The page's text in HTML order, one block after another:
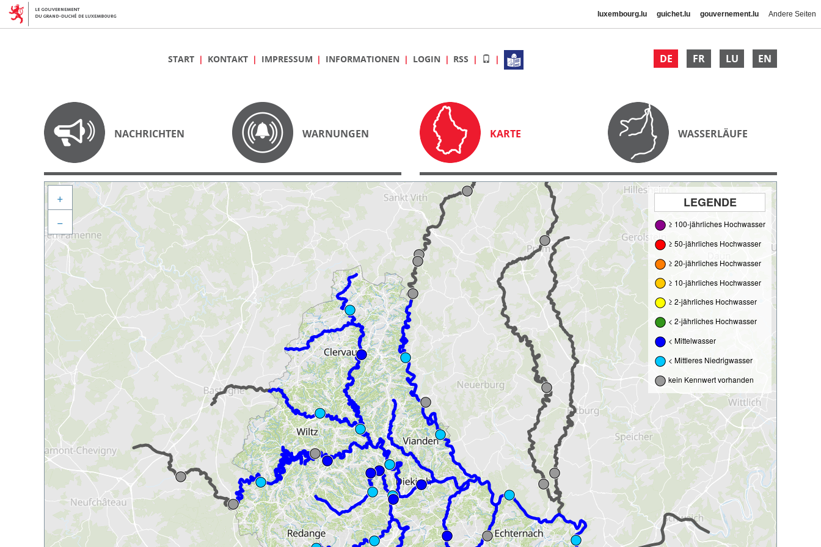
luxembourg.lu guichet.lu gouvernement.lu Andere Seiten
DE FR LU EN
START KONTAKT IMPRESSUM INFORMATIONEN LOGIN RSS
NACHRICHTEN WARNUNGEN KARTE WASSERLÄUFE
LEGENDE
≥ 100-jährliches Hochwasser
≥ 50-jährliches Hochwasser
≥ 20-jährliches Hochwasser
≥ 10-jährliches Hochwasser
≥ 2-jährliches Hochwasser
< 2-jährliches Hochwasser
< Mittelwasser
< Mittleres Niedrigwasser
kein Kennwert vorhanden
+
−